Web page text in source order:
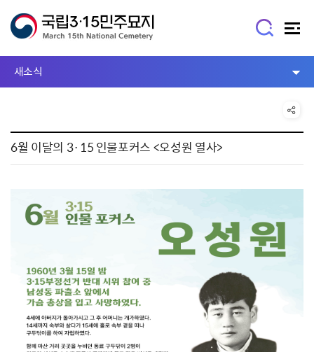
새소식
6월 이달의 3·15 인물포커스 <오성원 열사>